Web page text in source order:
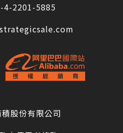
4-2201-5885
積股份有限公司